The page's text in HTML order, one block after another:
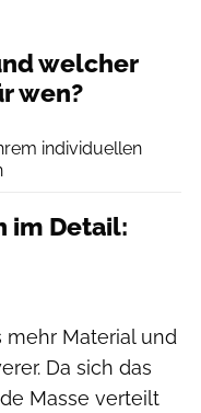
welcher
wen?
individuellen
im Detail:
mehr Material und
Da sich das
Masse verteilt